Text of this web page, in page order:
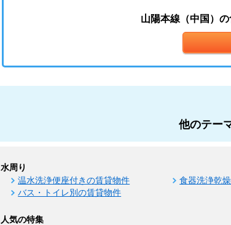
山陽本線（中国）
他のテー
水周り
温水洗浄便座付きの賃貸物件 食器洗浄乾
バス・トイレ別の賃貸物件
人気の特集